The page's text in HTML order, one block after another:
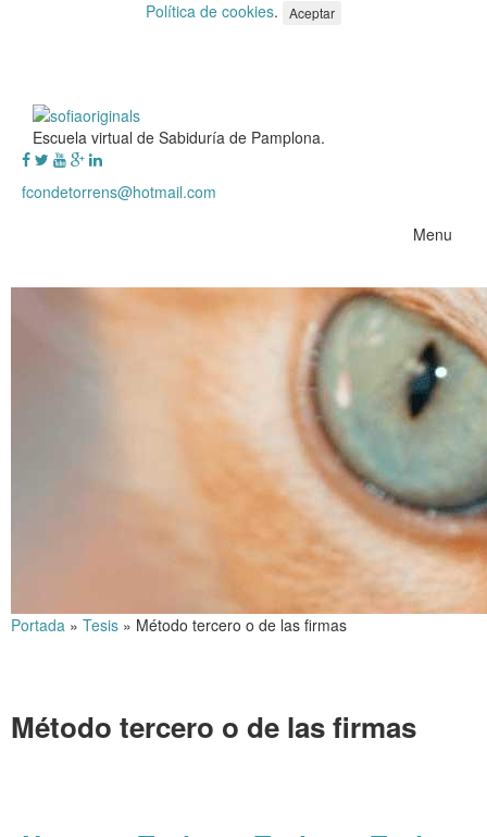
Política de cookies. Aceptar
Escuela virtual de Sabiduría de Pamplona.
fcondetorrens@hotmail.com
Menu
Portada » Tesis » Método tercero o de las firmas
Método tercero o de las firmas